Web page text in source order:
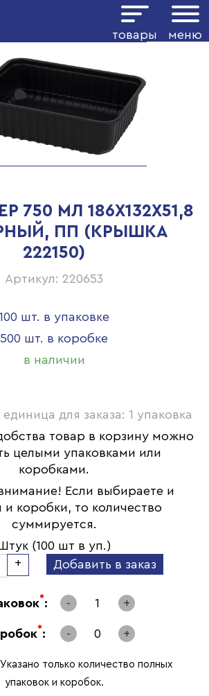
товары меню
750 МЛ 186Х132Х51,8
ПП (КРЫШКА
222150)
Артикул: 220653
100 шт. в упаковке
500 шт. в коробке
в наличии
для заказа: 1 упаковка
товар в корзину можно
целыми упаковками или
коробками.
Если выбираете и
и коробки, то количество
суммируется.
(100 шт в уп.)
+ Добавить в заказ
*: - 1 +
*: - 0 +
Указано только количество полных
упаковок и коробок.